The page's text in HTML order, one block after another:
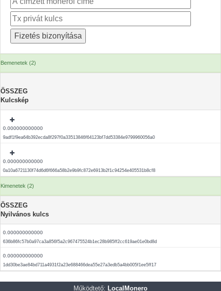
Bemenetek (2)
ÖSSZEG
Kulcskép
0.000000000000
9adf1f9ea64b392ecda8f297f0a33513846f64123bf7dd53384e9799960056a0
0.000000000000
0a10a6721130f74d6d6f666a58b2e9b9fc872e6913b2f1c94254e405531b8cf8
Kimenetek (2)
ÖSSZEG
Nyilvános kulcs
0.000000000000
636b86fc57b0a97ca3a856f5a2c967475524b1ec28b985ff2cc619ae01e0bd8d
0.000000000000
1dd30be3ae84bd711a4931f2a23e688466dea55e27a3edb5a4bb005f1ee5ff17
Működtető: LocalMonero